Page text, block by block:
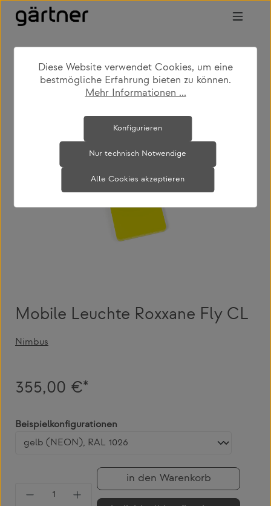
Zum Hauptinhalt springen
shop feed news tragbares-licht
Bildergalerie überspringen
Mobile Leuchte Roxxane Fly CL
Nimbus
355,00 €*
Beispielkonfigurationen
Produkt Anzahl: Gib den gewünschten
in den Warenkorb
Diese Website verwendet Cookies, um eine
bestmögliche Erfahrung bieten zu können.
Mehr Informationen ...
Nur technisch Notwendige
Konfigurieren
Alle Cookies akzeptieren